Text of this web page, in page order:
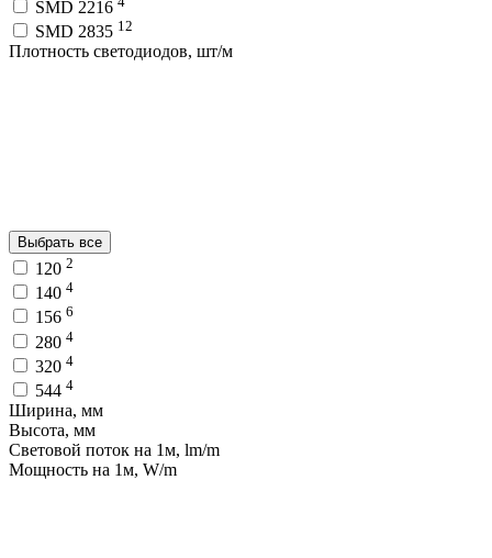
SMD 2216
SMD 2835 12
Плотность светодиодов, шт/м
Выбрать все
120 2
140 4
156 6
280 4
320 4
544 4
Ширина, мм
Высота, мм
Световой поток на 1м, lm/m
Мощность на 1м, W/m